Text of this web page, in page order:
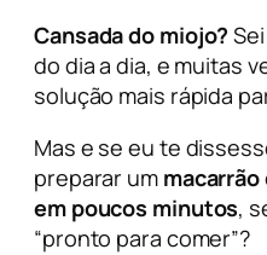
Cansada do miojo?
do dia a dia, e muitas
solução mais rápida
Mas e se eu te
preparar um
em poucos minutos,
“pronto para comer”?